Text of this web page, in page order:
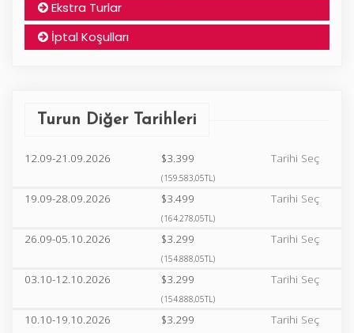
Ekstra Turlar
İptal Koşulları
Turun Diğer Tarihleri
12.09-21.09.2026 $3.399
(159.583,05TL)
Tarihi Seç
19.09-28.09.2026 $3.499
(164.278,05TL)
Tarihi Seç
26.09-05.10.2026 $3.299
(154.888,05TL)
Tarihi Seç
03.10-12.10.2026 $3.299
(154.888,05TL)
Tarihi Seç
10.10-19.10.2026 $3.299 Tarihi Seç